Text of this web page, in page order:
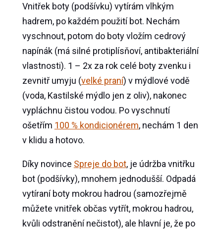
Vnitřek boty (podšívku) vytírám vlhkým
hadrem, po každém použití bot. Nechám
vyschnout, potom do boty vložím cedrový
napínák (má silné protiplísňoví, antibakteriální
vlastnosti). 1 – 2x za rok celé boty zvenku i
zevnitř umyju (velké praní) v mýdlové vodě
(voda, Kastilské mýdlo jen z oliv), nakonec
vypláchnu čistou vodou. Po vyschnutí
ošetřím 100 % kondicionérem, nechám 1 den
v klidu a hotovo.
Díky novince Spreje do bot, je údržba vnitřku
bot (podšívky), mnohem jednodušší. Odpadá
vytíraní boty mokrou hadrou (samozřejmě
můžete vnitřek občas vytřít, mokrou hadrou,
kvůli odstranění nečistot), ale hlavní je, že po